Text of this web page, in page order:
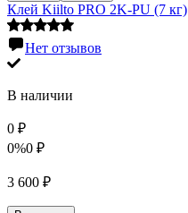
Клей Kiilto PRO 2K-PU (7 кг)
Нет отзывов
В наличии
0 ₽
0%0 ₽
3 600 ₽